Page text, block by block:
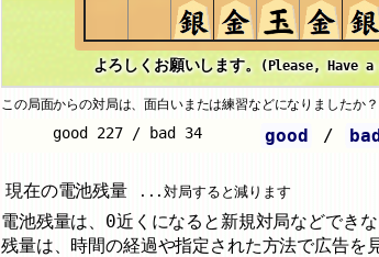
よろしくお願いします。 (Please, Have a
この局面からの対局は、面白いまたは練習などになりましたか？
good /
現在の電池残量 ...対局すると減ります
電池残量は、0近くになると新規対局などできな
残量は、時間の経過や指定された方法で広告を